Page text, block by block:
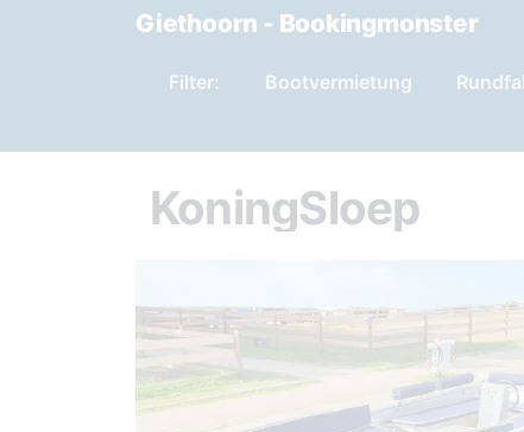
Giethoorn - Bookingmonster
Filter: Bootvermietung
KoningSloep